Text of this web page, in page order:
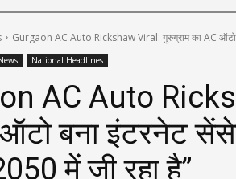
Gurgaon AC Auto Rickshaw Viral: गुरुग्राम का AC
National Headlines
AC Auto
बना इंटरनेट
में जी रहा है”